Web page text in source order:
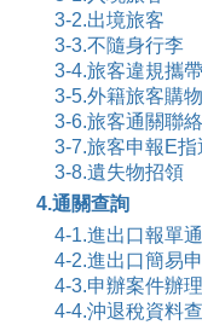
3-2.出境旅客
3-3.不隨身行李
3-4.旅客違規攜
3-5.外籍旅客購
3-6.旅客通關聯
3-7.旅客申報E指
3-8.遺失物招領
4.通關查詢
4-1.進出口報單
4-2.進出口簡易
4-3.申辦案件辦
4-4.沖退稅資料